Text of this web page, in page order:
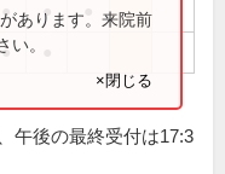
● ●
●
あります。来院前
い。
×閉じる
午後の最終受付は17:3